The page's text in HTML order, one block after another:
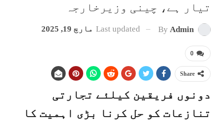
تیار ہے، چینی وزیرخارجہ
By Admin
Last updated مارچ 19, 2025
0
Share
دونوں فریقین کیلئے تجارتی
تنازعات کو حل کرنا بڑی اہمیت کا